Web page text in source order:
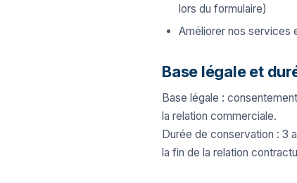
lors du formulaire)
Améliorer nos services
Base légale et
Base légale :
la relation commerciale.
Durée de conservation : 3
la fin de la relation